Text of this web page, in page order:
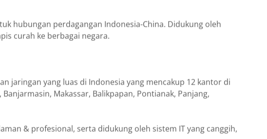
hubungan perdagangan Indonesia-China. Didukung oleh
curah ke berbagai negara.
jaringan yang luas di Indonesia yang mencakup 12 kantor di
Makassar, Balikpapan, Pontianak, Panjang,
& profesional, serta didukung oleh sistem IT yang canggih,